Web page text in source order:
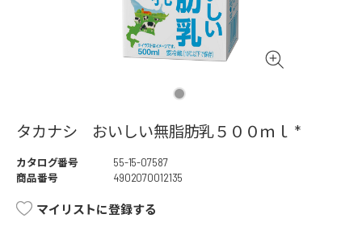
タカナシ おいしい無脂肪乳５００ｍｌ *
カタログ番号
55-15-07587
商品番号
4902070012135
マイリストに登録する